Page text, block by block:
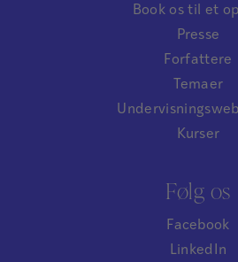
Book os til et
Presse
Forfattere
Temaer
Kurser
Følg os
Facebook
LinkedIn